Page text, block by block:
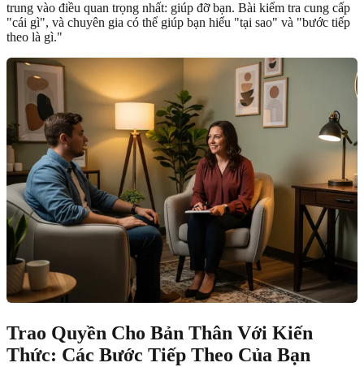
trung vào điều quan trọng nhất: giúp đỡ bạn. Bài kiểm tra cung cấp
"cái gì", và chuyên gia có thể giúp bạn hiểu "tại sao" và "bước tiếp
theo là gì."
Trao Quyền Cho Bản Thân Với Kiến
Thức: Các Bước Tiếp Theo Của Bạn